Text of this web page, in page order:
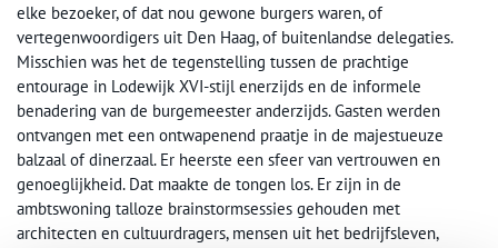
elke bezoeker, of dat nou gewone burgers waren, of
vertegenwoordigers uit Den Haag, of buitenlandse delegaties.
Misschien was het de tegenstelling tussen de prachtige
entourage in Lodewijk XVI-stijl enerzijds en de informele
benadering van de burgemeester anderzijds. Gasten werden
ontvangen met een ontwapenend praatje in de majestueuze
balzaal of dinerzaal. Er heerste een sfeer van vertrouwen en
genoeglijkheid. Dat maakte de tongen los. Er zijn in de
ambtswoning talloze brainstormsessies gehouden met
architecten en cultuurdragers, mensen uit het bedrijfsleven,